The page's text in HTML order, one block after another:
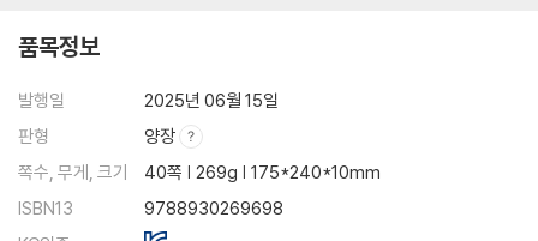
품목정보
발행일
2025년 06월 15일
판형
양장
쪽수, 무게, 크기
40쪽 | 269g | 175*240*10mm
ISBN13
9788930269698